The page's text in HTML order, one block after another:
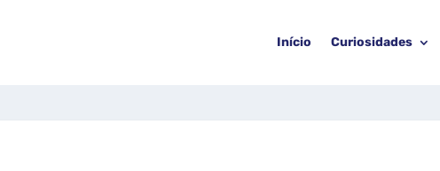
Início Curiosidades